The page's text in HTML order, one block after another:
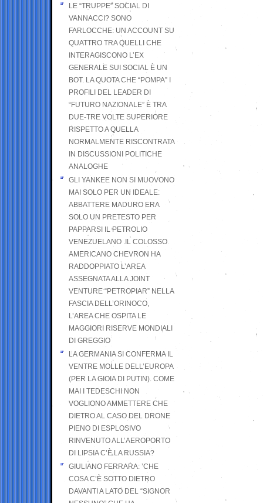
LE “TRUPPE” SOCIAL DI
VANNACCI? SONO
FARLOCCHE: UN ACCOUNT SU
QUATTRO TRA QUELLI CHE
INTERAGISCONO L’EX
GENERALE SUI SOCIAL È UN
BOT. LA QUOTA CHE “POMPA” I
PROFILI DEL LEADER DI
“FUTURO NAZIONALE” È TRA
DUE-TRE VOLTE SUPERIORE
RISPETTO A QUELLA
NORMALMENTE RISCONTRATA
IN DISCUSSIONI POLITICHE
ANALOGHE
GLI YANKEE NON SI MUOVONO
MAI SOLO PER UN IDEALE:
ABBATTERE MADURO ERA
SOLO UN PRETESTO PER
PAPPARSI IL PETROLIO
VENEZUELANO .IL COLOSSO
AMERICANO CHEVRON HA
RADDOPPIATO L’AREA
ASSEGNATA ALLA JOINT
VENTURE “PETROPIAR” NELLA
FASCIA DELL’ORINOCO,
L’AREA CHE OSPITA LE
MAGGIORI RISERVE MONDIALI
DI GREGGIO
LA GERMANIA SI CONFERMA IL
VENTRE MOLLE DELL’EUROPA
(PER LA GIOIA DI PUTIN). COME
MAI I TEDESCHI NON
VOGLIONO AMMETTERE CHE
DIETRO AL CASO DEL DRONE
PIENO DI ESPLOSIVO
RINVENUTO ALL’AEROPORTO
DI LIPSIA C’È LA RUSSIA?
GIULIANO FERRARA: ’CHE
COSA C’È SOTTO DIETRO
DAVANTI A LATO DEL “SIGNOR